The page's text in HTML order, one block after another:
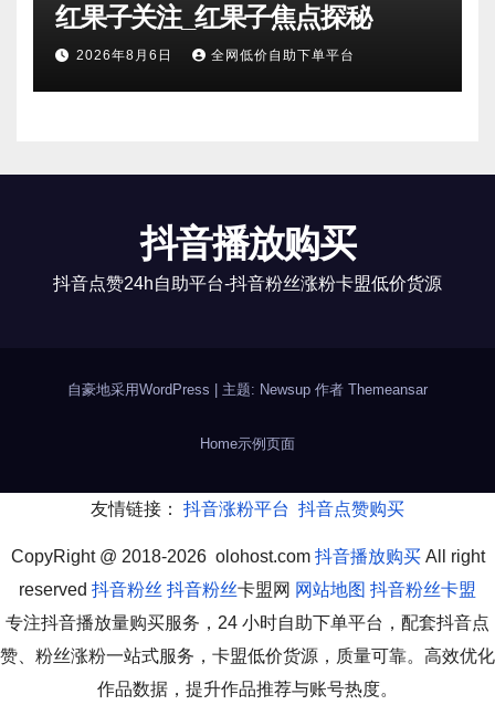
红果子关注_红果子焦点探秘
2026年8月6日 全网低价自助下单平台
抖音播放购买
抖音点赞24h自助平台-抖音粉丝涨粉卡盟低价货源
自豪地采用WordPress 主题: Newsup 作者 Themeansar
Home示例页面
友情链接： 抖音涨粉平台 抖音点赞购买
CopyRight @ 2018-2026 olohost.com 抖音播放购买All right
reserved 抖音粉丝 抖音粉丝卡盟网 网站地图 抖音粉丝卡盟
专注抖音播放量购买服务，24 小时自助下单平台，配套抖音点
赞、粉丝涨粉一站式服务，卡盟低价货源，质量可靠。高效优化
作品数据，提升作品推荐与账号热度。